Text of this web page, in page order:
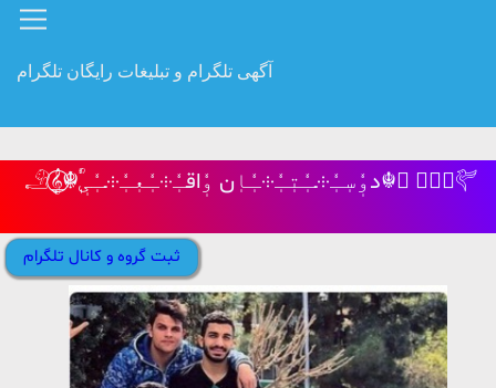
آگهی تلگرام و تبلیغات رایگان تلگرام
𓄂𝄞⃝⃭☬ٖٖؒٗدوٖٗسٖـٖٗ⸭ــٖٗتٖـٖٗ⸭ـٖٗاٖن وٖٗاقـٖٗ⸭ـٖٗعٖـٖٗ⸭ــٖٗیٖ☬ ⃟𝄞⃝⃭𔒝
ثبت گروه و کانال تلگرام